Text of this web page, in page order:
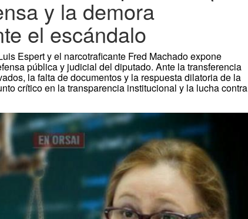
y la demora
el escándalo
Espert y el narcotraficante Fred Machado expone
pública y judicial del diputado. Ante la transferencia
la falta de documentos y la respuesta dilatoria de la
crítico en la transparencia institucional y la lucha contra